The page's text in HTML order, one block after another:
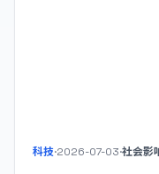
科技·2026-07-03·社会影